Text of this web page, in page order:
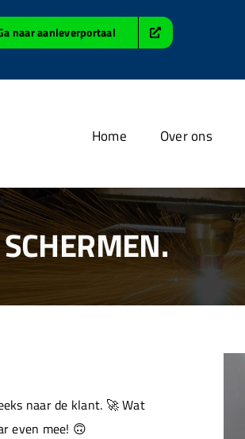
naar aanleverportaal
Home Over ons
naar de klant. 🚀 Wat
even mee! 🙃